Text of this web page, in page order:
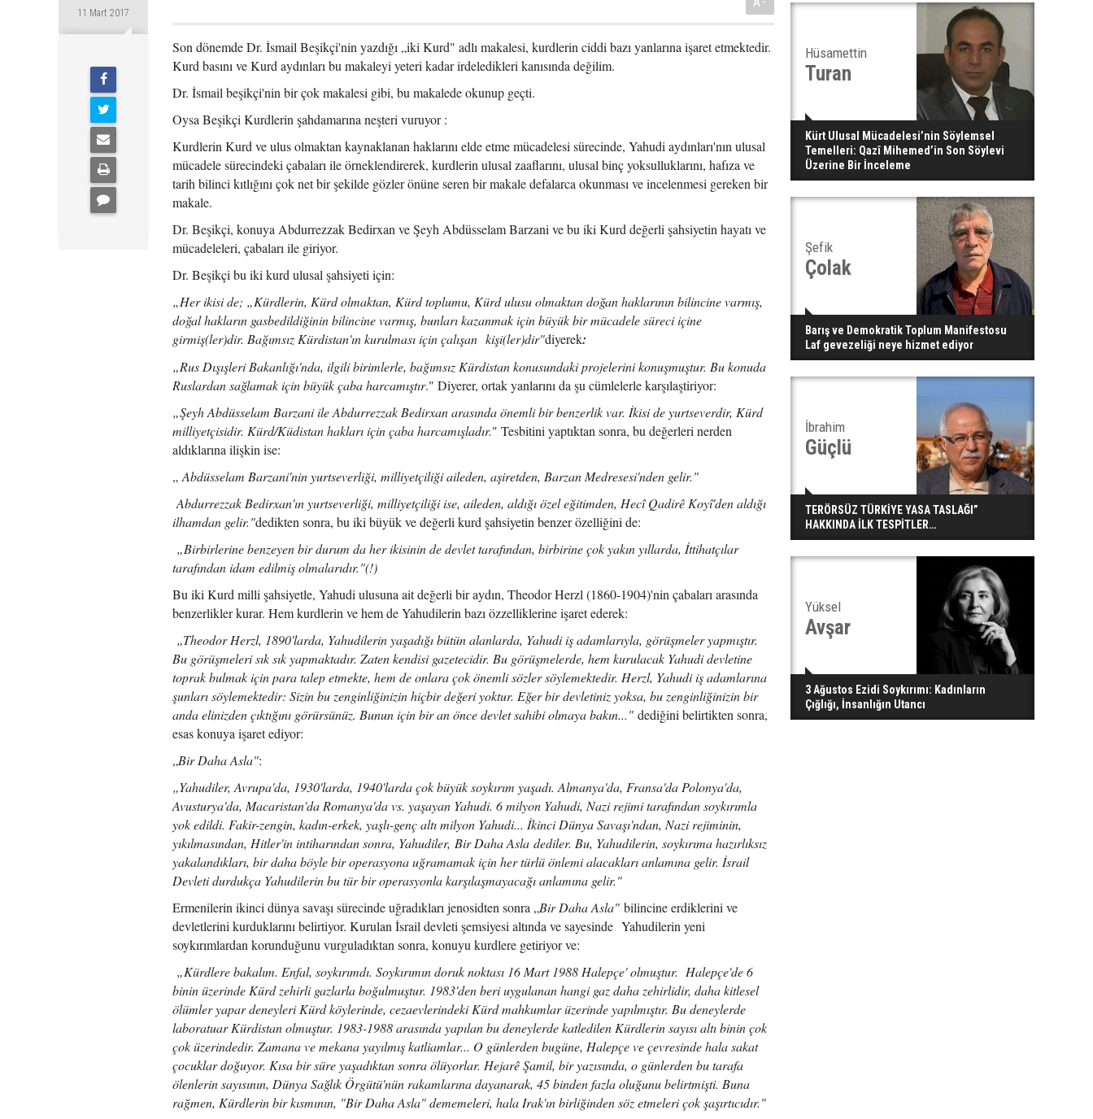
11 Mart 2017
Son dönemde Dr. İsmail Beşikçi'nin yazdığı „iki Kurd" adlı makalesi, kurdlerin ciddi bazı yanlarına işaret etmektedir.
Kurd basını ve Kurd aydınları bu makaleyi yeteri kadar irdeledikleri kanısında değilim.
Dr. İsmail beşikçi'nin bir çok makalesi gibi, bu makalede okunup geçti.
Oysa Beşikçi Kurdlerin şahdamarına neşteri vuruyor :
Kurdlerin Kurd ve ulus olmaktan kaynaklanan haklarını elde etme mücadelesi sürecinde, Yahudi aydınları'nın ulusal
mücadele sürecindeki çabaları ile örneklendirerek, kurdlerin ulusal zaaflarını, ulusal binç yoksulluklarını, hafıza ve
tarih bilinci kıtlığını çok net bir şekilde gözler önüne seren bir makale defalarca okunması ve incelenmesi gereken bir
makale.
Dr. Beşikçi, konuya Abdurrezzak Bedirxan ve Şeyh Abdüsselam Barzani ve bu iki Kurd değerli şahsiyetin hayatı ve
mücadeleleri, çabaları ile giriyor.
Dr. Beşikçi bu iki kurd ulusal şahsiyeti için:
„Her ikisi de; „Kürdlerin, Kürd olmaktan, Kürd toplumu, Kürd ulusu olmaktan doğan haklarının bilincine varmış,
doğal hakların gasbedildiğinin bilincine varmış, bunları kazanmak için büyük bir mücadele süreci içine
girmiş(ler)dir. Bağımsız Kürdistan'ın kurulması için çalışan kişi(ler)dir"diyerek:
„Rus Dışışleri Bakanlığı'nda, ilgili birimlerle, bağımsız Kürdistan konusundaki projelerini konuşmuştur. Bu konuda
Ruslardan sağlamak için büyük çaba harcamıştır." Diyerer, ortak yanlarını da şu cümlelerle karşılaştiriyor:
„Şeyh Abdüsselam Barzani ile Abdurrezzak Bedirxan arasında önemli bir benzerlik var. İkisi de yurtseverdir, Kürd
milliyetçisidir. Kürd/Küdistan hakları için çaba harcamışladır." Tesbitini yaptıktan sonra, bu değerleri nerden
aldıklarına ilişkin ise:
„ Abdüsselam Barzani'nin yurtseverliği, milliyetçiliği aileden, aşiretden, Barzan Medresesi'nden gelir."
Abdurrezzak Bedirxan'ın yurtseverliği, milliyetçiliği ise, aileden, aldığı özel eğitimden, Hecî Qadirê Koyî'den aldığı
ilhamdan gelir."dedikten sonra, bu iki büyük ve değerli kurd şahsiyetin benzer özelliğini de:
„Birbirlerine benzeyen bir durum da her ikisinin de devlet tarafından, birbirine çok yakın yıllarda, İttihatçılar
tarafından idam edilmiş olmalarıdır."(!)
Bu iki Kurd milli şahsiyetle, Yahudi ulusuna ait değerli bir aydın, Theodor Herzl (1860-1904)'nin çabaları arasında
benzerlikler kurar. Hem kurdlerin ve hem de Yahudilerin bazı özzelliklerine işaret ederek:
„Theodor Herzl, 1890'larda, Yahudilerin yaşadığı bütün alanlarda, Yahudi iş adamlarıyla, görüşmeler yapmıştır.
Bu görüşmeleri sık sık yapmaktadır. Zaten kendisi gazetecidir. Bu görüşmelerde, hem kurulacak Yahudi devletine
toprak bulmak için para talep etmekte, hem de onlara çok önemli sözler söylemektedir. Herzl, Yahudi iş adamlarına
şunları söylemektedir: Sizin bu zenginliğinizin hiçbir değeri yoktur. Eğer bir devletiniz yoksa, bu zenginliğinizin bir
anda elinizden çıktığını görürsünüz. Bunun için bir an önce devlet sahibi olmaya bakın..." dediğini belirtikten sonra,
esas konuya işaret ediyor:
„Bir Daha Asla":
„Yahudiler, Avrupa'da, 1930'larda, 1940'larda çok büyük soykırım yaşadı. Almanya'da, Fransa'da Polonya'da,
Avusturya'da, Macaristan'da Romanya'da vs. yaşayan Yahudi. 6 milyon Yahudi, Nazi rejimi tarafından soykırımla
yok edildi. Fakir-zengin, kadın-erkek, yaşlı-genç altı milyon Yahudi... İkinci Dünya Savaşı'ndan, Nazi rejiminin,
yıkılmasından, Hitler'in intiharından sonra, Yahudiler, Bir Daha Asla dediler. Bu, Yahudilerin, soykırıma hazırlıksız
yakalandıkları, bir daha böyle bir operasyona uğramamak için her türlü önlemi alacakları anlamına gelir. İsrail
Devleti durdukça Yahudilerin bu tür bir operasyonla karşılaşmayacağı anlamına gelir."
Ermenilerin ikinci dünya savaşı sürecinde uğradıkları jenosidten sonra „Bir Daha Asla" bilincine erdiklerini ve
devletlerini kurduklarını belirtiyor. Kurulan İsrail devleti şemsiyesi altında ve sayesinde Yahudilerin yeni
soykırımlardan korunduğunu vurguladıktan sonra, konuyu kurdlere getiriyor ve:
„Kürdlere bakalım. Enfal, soykırımdı. Soykırımın doruk noktası 16 Mart 1988 Halepçe' olmuştur. Halepçe'de 6
binin üzerinde Kürd zehirli gazlarla boğulmuştur. 1983'den beri uygulanan hangi gaz daha zehirlidir, daha kitlesel
ölümler yapar deneyleri Kürd köylerinde, cezaevlerindeki Kürd mahkumlar üzerinde yapılmıştır. Bu deneylerde
laboratuar Kürdistan olmuştur. 1983-1988 arasında yapılan bu deneylerde katledilen Kürdlerin sayısı altı binin çok
çok üzerindedir. Zamana ve mekana yayılmış katliamlar... O günlerden bugüne, Halepçe ve çevresinde hala sakat
çocuklar doğuyor. Kısa bir süre yaşadıktan sonra ölüyorlar. Hejarê Şamil, bir yazısında, o günlerden bu tarafa
ölenlerin sayısının, Dünya Sağlık Örgütü'nün rakamlarına dayanarak, 45 binden fazla oluğunu belirtmişti. Buna
rağmen, Kürdlerin bir kısmının, "Bir Daha Asla" dememeleri, hala Irak'ın birliğinden söz etmeleri çok şaşırtıcıdır."
Hüsamettin
Turan
Kürt Ulusal Mücadelesi’nin Söylemsel
Temelleri: Qazî Mihemed’in Son Söylevi
Üzerine Bir İnceleme
Şefik
Çolak
Barış ve Demokratik Toplum Manifestosu
Laf gevezeliği neye hizmet ediyor
İbrahim
Güçlü
TERÖRSÜZ TÜRKİYE YASA TASLAĞI”
HAKKINDA İLK TESPİTLER…
Yüksel
Avşar
3 Ağustos Ezidi Soykırımı: Kadınların
Çığlığı, İnsanlığın Utancı